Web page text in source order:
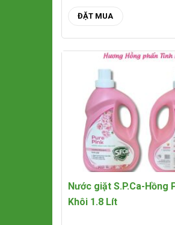
ĐẶT MUA
Nước giặt S.P.Ca-Hồng
Khôi 1.8 Lít